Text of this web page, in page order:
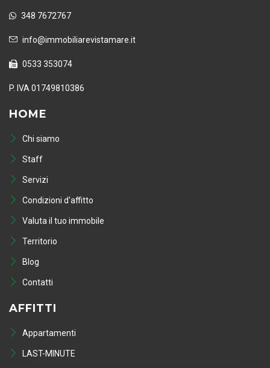
348 7672767
info@immobiliarevistamare.it
0533 353074
P. IVA 01749810386
HOME
Chi siamo
Staff
Servizi
Condizioni d'affitto
Valuta il tuo immobile
Territorio
Blog
Contatti
AFFITTI
Appartamenti
LAST-MINUTE